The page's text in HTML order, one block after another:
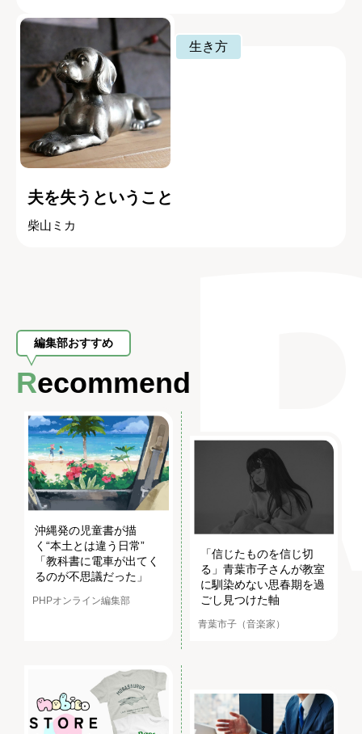
生き方
夫を失うということ
柴山ミカ
編集部おすすめ
Recommend
沖縄発の児童書が描
く“本土とは違う日常”
「教科書に電車が出てく
るのが不思議だった」
PHPオンライン編集部
「信じたものを信じ切
る」青葉市子さんが教室
に馴染めない思春期を過
ごし見つけた軸
青葉市子（音楽家）